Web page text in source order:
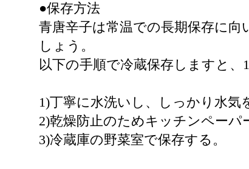
●保存方法
青唐辛子は常温での長期保存に
しょう。
以下の手順で冷蔵保存しますと、
1)丁寧に水洗いし、しっかり水気
2)乾燥防止のためキッチンペーパ
3)冷蔵庫の野菜室で保存する。